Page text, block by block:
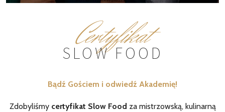
Certyfikat
SLOW FOOD
Bądź Gościem i odwiedź Akademię!
Zdobyliśmy certyfikat Slow Food za mistrzowską, kulinarną